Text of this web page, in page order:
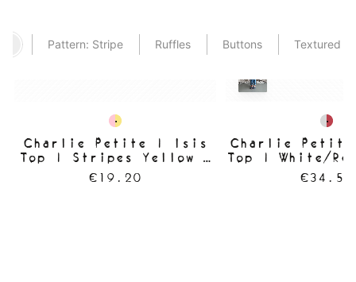
Pattern: Stripe Ruffles Buttons Textured
Charlie Petite | Isis
Top | Stripes Yellow &
Pink
€19.20
Charlie
Top | White/
€34.50